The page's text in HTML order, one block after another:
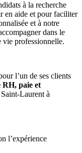
à la recherche
en aide et pour faciliter
et à notre
dans le
vie professionnelle.
l’un de ses clients
paie et
Laurent à
l’expérience